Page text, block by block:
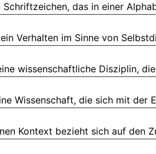
Schriftzeichen, das in einer
Verhalten im Sinne von
wissenschaftliche Disziplin,
Wissenschaft, die sich mit der
Kontext bezieht sich auf den